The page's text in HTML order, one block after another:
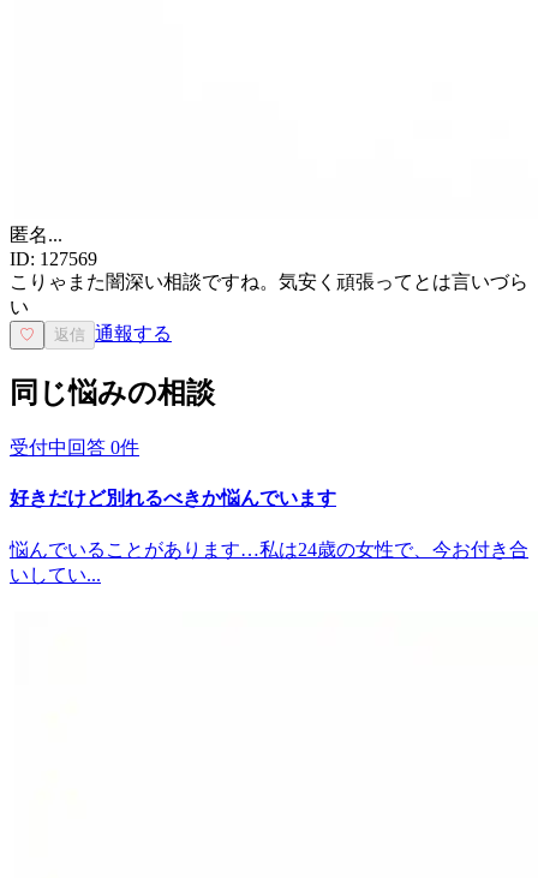
匿名...
ID: 127569
こりゃまた闇深い相談ですね。気安く頑張ってとは言いづら
い
♡ 返信 通報する
同じ悩みの相談
受付中 回答 0件
好きだけど別れるべきか悩んでいます
悩んでいることがあります…私は24歳の女性で、今お付き合
いしてい...